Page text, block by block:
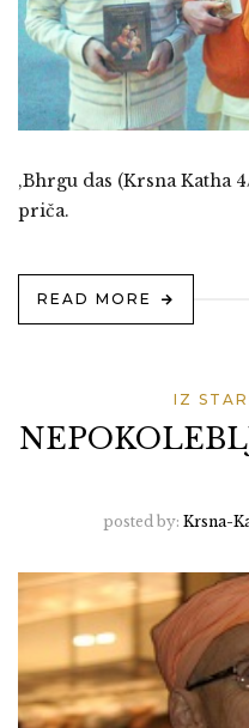
,Bhrgu das (Krsna Katha
priča.
READ MORE
IZ
posted by: Krsna-